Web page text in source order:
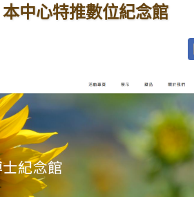
中心特推數位紀念館